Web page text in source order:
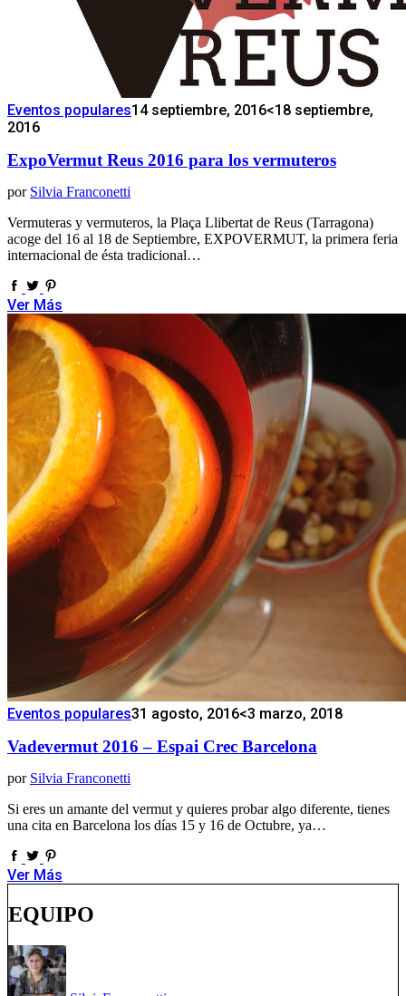
Eventos populares14 septiembre, 2016<18 septiembre,
2016
ExpoVermut Reus 2016 para los vermuteros
por Silvia Franconetti
Vermuteras y vermuteros, la Plaça Llibertat de Reus (Tarragona)
acoge del 16 al 18 de Septiembre, EXPOVERMUT, la primera feria
internacional de ésta tradicional…
Ver Más
Eventos populares31 agosto, 2016<3 marzo, 2018
Vadevermut 2016 – Espai Crec Barcelona
por Silvia Franconetti
Si eres un amante del vermut y quieres probar algo diferente, tienes
una cita en Barcelona los días 15 y 16 de Octubre, ya…
Ver Más
EQUIPO